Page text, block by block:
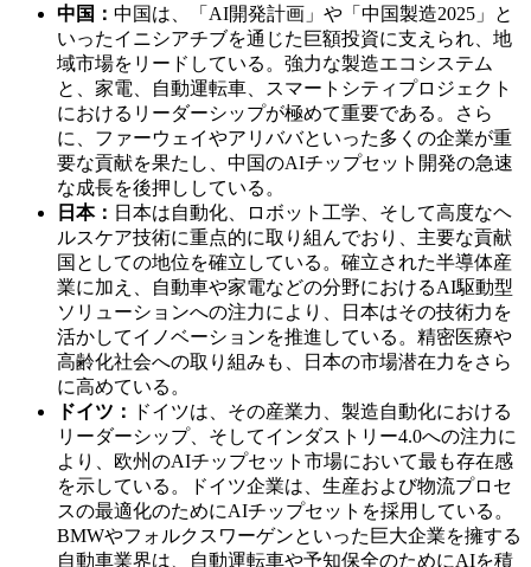
中国： 中国は、「AI開発計画」や「中国製造2025」と
いったイニシアチブを通じた巨額投資に支えられ、地
域市場をリードしている。強力な製造エコシステム
と、家電、自動運転車、スマートシティプロジェクト
におけるリーダーシップが極めて重要である。さら
に、ファーウェイやアリババといった多くの企業が重
要な貢献を果たし、中国のAIチップセット開発の急速
な成長を後押ししている。
日本： 日本は自動化、ロボット工学、そして高度なヘ
ルスケア技術に重点的に取り組んでおり、主要な貢献
国としての地位を確立している。確立された半導体産
業に加え、自動車や家電などの分野におけるAI駆動型
ソリューションへの注力により、日本はその技術力を
活かしてイノベーションを推進している。精密医療や
高齢化社会への取り組みも、日本の市場潜在力をさら
に高めている。
ドイツ：
ドイツは、その産業力、製造自動化における
リーダーシップ、そしてインダストリー4.0への注力に
より、欧州のAIチップセット市場において最も存在感
を示している。ドイツ企業は、生産および物流プロセ
スの最適化のためにAIチップセットを採用している。
BMWやフォルクスワーゲンといった巨大企業を擁する
自動車業界は、自動運転車や予知保全のためにAIを積